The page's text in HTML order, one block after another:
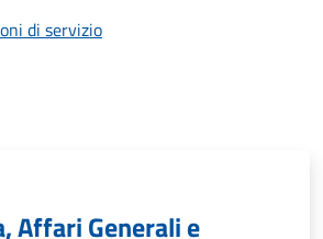
di servizio
Affari Generali e